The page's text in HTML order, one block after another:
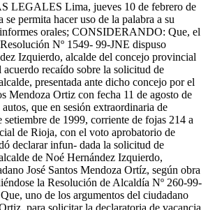
LEGALES Lima, jueves 10 de febrero de
permita hacer uso de la palabra a su
orales; CONSIDERANDO: Que, el
Nº 1549- 99-JNE dispuso
Izquierdo, alcalde del concejo provincial
recaído sobre la solicitud de
presentada ante dicho concejo por el
Mendoza Ortiz con fecha 11 de agosto de
que en sesión extraordinaria de
setiembre de 1999, corriente de fojas 214 a
de Rioja, con el voto aprobatorio de
declarar infun- dada la solicitud de
de Noé Hernández Izquierdo,
José Santos Mendoza Ortíz, según obra
la Resolución de Alcaldía Nº 260-99-
uno de los argumentos del ciudadano